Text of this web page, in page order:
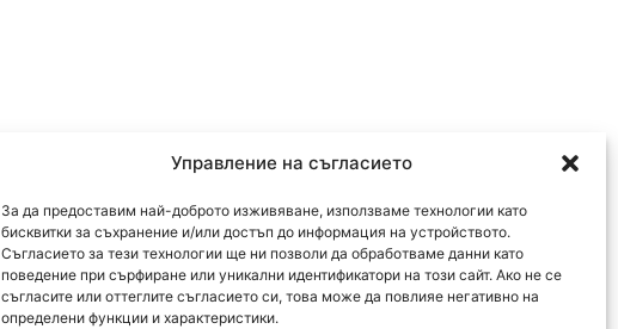
Управление на съгласието
За да предоставим най-доброто изживяване, използваме технологии като
бисквитки за съхранение и/или достъп до информация на устройството.
Съгласието за тези технологии ще ни позволи да обработваме данни като
поведение при сърфиране или уникални идентификатори на този сайт. Ако не се
съгласите или оттеглите съгласието си, това може да повлияе негативно на
определени функции и характеристики.